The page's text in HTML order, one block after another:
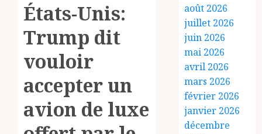
États-Unis:
Trump dit
vouloir
accepter un
avion de luxe
août 2026
juillet 2026
juin 2026
mai 2026
avril 2026
mars 2026
février 2026
janvier 2026
décembre